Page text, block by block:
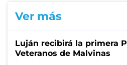
Ver más
Luján recibirá la primera
Veteranos de Malvinas